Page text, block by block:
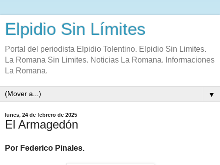
Elpidio Sin Límites
Portal del periodista Elpidio Tolentino. Elpidio Sin Limites.
La Romana Sin Limites. Noticias La Romana. Informaciones
La Romana.
▼
lunes, 24 de febrero de 2025
El Armagedón
Por Federico Pinales.